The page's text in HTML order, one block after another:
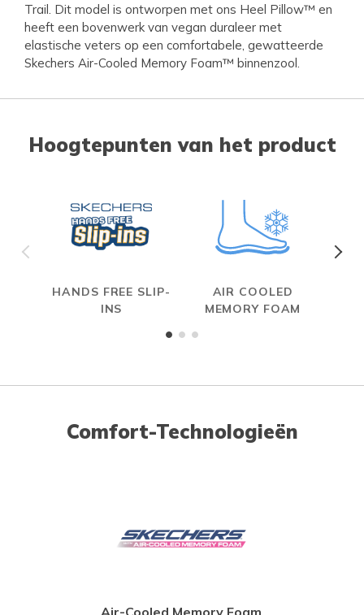
Trail. Dit model is ontworpen met ons Heel Pillow™ en
heeft een bovenwerk van vegan duraleer met
elastische veters op een comfortabele, gewatteerde
Skechers Air-Cooled Memory Foam™ binnenzool.
Hoogtepunten van het product
HANDS FREE SLIP-
INS
AIR COOLED
MEMORY FOAM
Comfort-Technologieën
Air-Cooled Memory Foam